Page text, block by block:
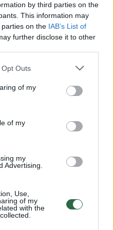
by third parties on the
This information may
on the IAB’s List of
further disclose it to other
Outs
of my
of my
my
Advertising.
Use,
of my
with the
00:00:49
iš tėvų paimtus šešis
00:00:30
r.: dviejų moterų ir
Vakarinis aplinkkelis:
pasidalijo jautriais